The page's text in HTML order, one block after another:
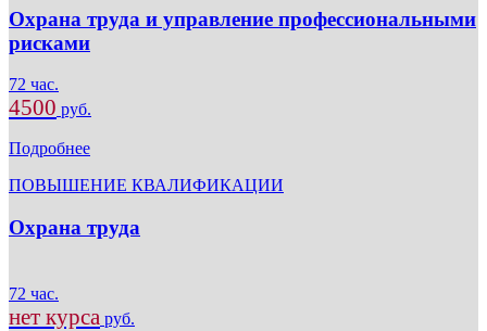
Охрана труда и управление профессиональными
рисками
72 час.
4500 руб.
Подробнее
ПОВЫШЕНИЕ КВАЛИФИКАЦИИ
Охрана труда
72 час.
нет курса руб.